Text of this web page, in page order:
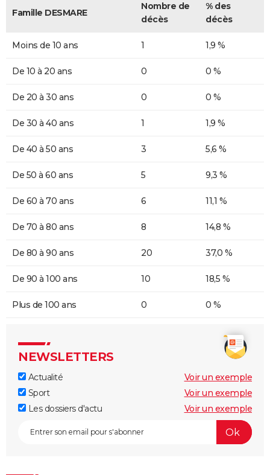
Famille DESMARE
Nombre de
décès
% des
décès
Moins de 10 ans 1 1,9 %
De 10 à 20 ans 0 0 %
De 20 à 30 ans 0 0 %
De 30 à 40 ans 1 1,9 %
De 40 à 50 ans 3 5,6 %
De 50 à 60 ans 5 9,3 %
De 60 à 70 ans 6 11,1 %
De 70 à 80 ans 8 14,8 %
De 80 à 90 ans 20 37,0 %
De 90 à 100 ans 10 18,5 %
Plus de 100 ans 0 0 %
NEWSLETTERS
Actualité
Voir un exemple
Sport
Voir un exemple
Les dossiers d'actu
Voir un exemple